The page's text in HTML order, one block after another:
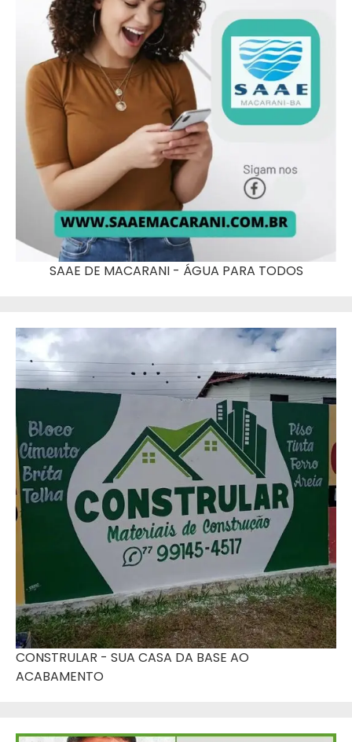
SAAE DE MACARANI - ÁGUA PARA TODOS
CONSTRULAR - SUA CASA DA BASE AO
ACABAMENTO